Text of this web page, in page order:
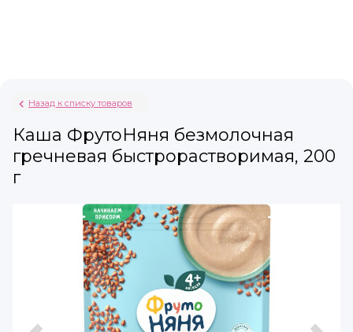
Назад к списку товаров
Каша ФрутоНяня безмолочная
гречневая быстрорастворимая, 200
г